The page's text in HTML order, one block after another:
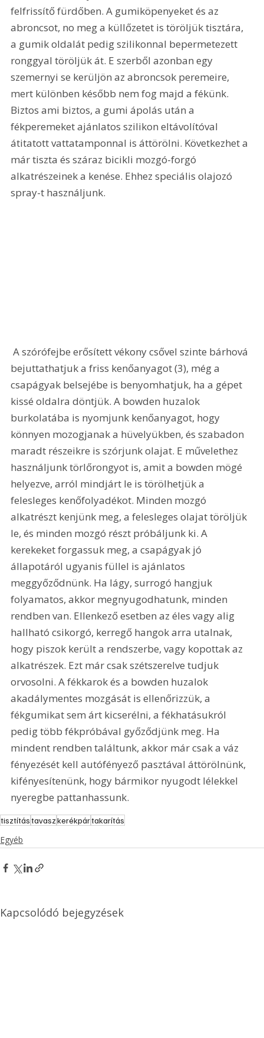
felfrissítő fürdőben. A gumiköpenyeket és az
abroncsot, no meg a küllőzetet is töröljük tisztára,
a gumik oldalát pedig szilikonnal bepermetezett
ronggyal töröljük át. E szerből azonban egy
szemernyi se kerüljön az abroncsok peremeire,
mert különben később nem fog majd a fékünk.
Biztos ami biztos, a gumi ápolás után a
fékperemeket ajánlatos szilikon eltávolítóval
átitatott vattatamponnal is áttörölni. Következhet a
már tiszta és száraz bicikli mozgó-forgó
alkatrészeinek a kenése. Ehhez speciális olajozó
spray-t használjunk.
A szórófejbe erősített vékony csővel szinte bárhová
bejuttathatjuk a friss kenőanyagot (3), még a
csapágyak belsejébe is benyomhatjuk, ha a gépet
kissé oldalra döntjük. A bowden huzalok
burkolatába is nyomjunk kenőanyagot, hogy
könnyen mozogjanak a hüvelyükben, és szabadon
maradt részeikre is szórjunk olajat. E művelethez
használjunk törlőrongyot is, amit a bowden mögé
helyezve, arról mindjárt le is törölhetjük a
felesleges kenőfolyadékot. Minden mozgó
alkatrészt kenjünk meg, a felesleges olajat töröljük
le, és minden mozgó részt próbáljunk ki. A
kerekeket forgassuk meg, a csapágyak jó
állapotáról ugyanis füllel is ajánlatos
meggyőződnünk. Ha lágy, surrogó hangjuk
folyamatos, akkor megnyugodhatunk, minden
rendben van. Ellenkező esetben az éles vagy alig
hallható csikorgó, kerregő hangok arra utalnak,
hogy piszok került a rendszerbe, vagy kopottak az
alkatrészek. Ezt már csak szétszerelve tudjuk
orvosolni. A fékkarok és a bowden huzalok
akadálymentes mozgását is ellenőrizzük, a
fékgumikat sem árt kicserélni, a fékhatásukról
pedig több fékpróbával győződjünk meg. Ha
mindent rendben találtunk, akkor már csak a váz
fényezését kell autófényező pasztával áttörölnünk,
kifényesítenünk, hogy bármikor nyugodt lélekkel
nyeregbe pattanhassunk.
tisztítástavaszkerékpártakarítás
Egyéb
Kapcsolódó bejegyzések